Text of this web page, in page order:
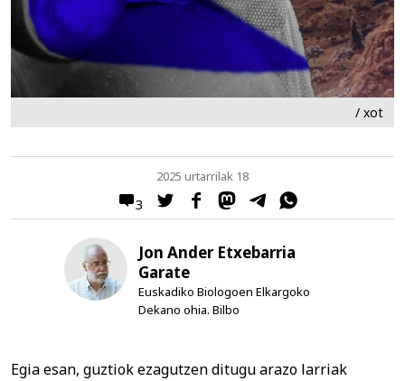
/ xot
3
2025 urtarrilak 18
Jon Ander Etxebarria
Garate
Euskadiko Biologoen Elkargoko
Dekano ohia. Bilbo
Egia esan, guztiok ezagutzen ditugu arazo larriak